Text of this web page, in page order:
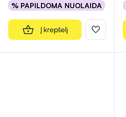
% PAPILDOMA NUOLAIDA
Į krepšelį